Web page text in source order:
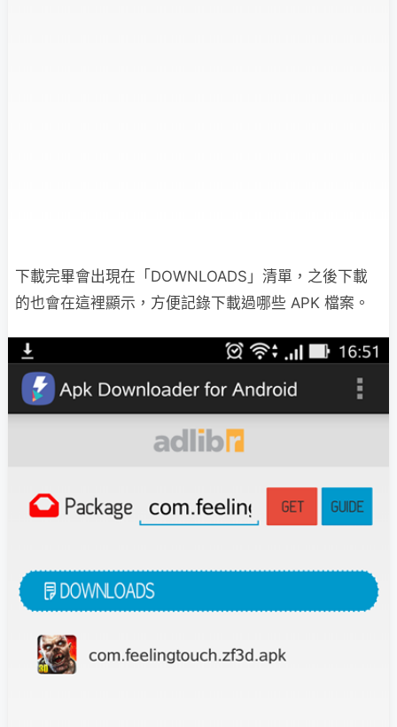
下載完畢會出現在「DOWNLOADS」清單，之後下載
的也會在這裡顯示，方便記錄下載過哪些 APK 檔案。